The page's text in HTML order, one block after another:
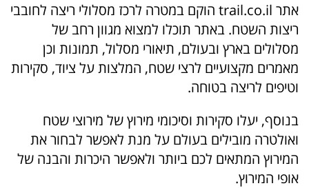
אתר trail.co.il הוקם במטרה לרכז מסלולי ריצה לחובבי
ריצות השטח. באתר תוכלו למצוא מגוון רחב של
מסלולים בארץ ובעולם, תיאורי מסלול, תמונות וכן
מאמרים מקצועיים לרצי שטח, המלצות על ציוד, סקירות
וטיפים לריצה בטוחה.
בנוסף, יעלו סקירות וסיכומי מירוץ של מירוצי שטח
ואולטרה מובילים בעולם על מנת לאפשר לבחור את
המירוץ המתאים לכם ביותר ולאפשר היכרות והבנה של
אופי המירוץ.